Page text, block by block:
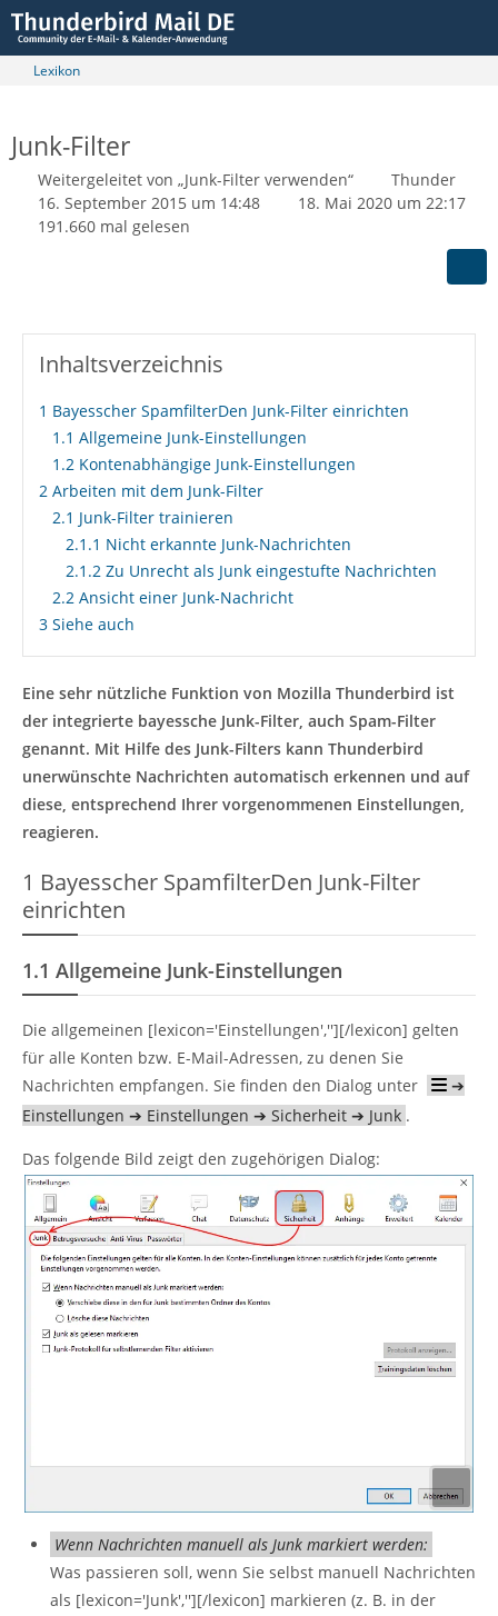
Lexikon
Junk-Filter
Weitergeleitet von „Junk-Filter verwenden“
Thunder
16. September 2015 um 14:48
18. Mai 2020 um 22:17
191.660 mal gelesen
Inhaltsverzeichnis
1 Bayesscher SpamfilterDen Junk-Filter einrichten
1.1 Allgemeine Junk-Einstellungen
1.2Kontenabhängige Junk-Einstellungen
2 Arbeiten mit dem Junk-Filter
2.1 Junk-Filter trainieren
2.1.1 Nicht erkannte Junk-Nachrichten
2.1.2Zu Unrecht als Junk eingestufte Nachrichten
2.2Ansicht einer Junk-Nachricht
3 Siehe auch
Eine sehr nützliche Funktion von Mozilla Thunderbird ist
der integrierte bayessche Junk-Filter, auch Spam-Filter
genannt. Mit Hilfe des Junk-Filters kann Thunderbird
unerwünschte Nachrichten automatisch erkennen und auf
diese, entsprechend Ihrer vorgenommenen Einstellungen,
reagieren.
1 Bayesscher SpamfilterDen Junk-Filter
einrichten
1.1 Allgemeine Junk-Einstellungen
Die allgemeinen [lexicon='Einstellungen',''][/lexicon] gelten
für alle Konten bzw. E-Mail-Adressen, zu denen Sie
Nachrichten empfangen. Sie finden den Dialog unter
➔
Einstellungen ➔ Einstellungen ➔ Sicherheit ➔ Junk .
Das folgende Bild zeigt den zugehörigen Dialog:
Wenn Nachrichten manuell als Junk markiert werden:
Was passieren soll, wenn Sie selbst manuell Nachrichten
als [lexicon='Junk',''][/lexicon] markieren (z. B. in der